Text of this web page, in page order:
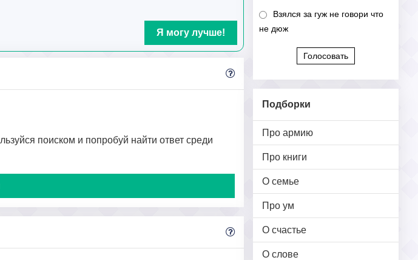
Взялся за гуж не говори что
не дюж
Голосовать
Подборки
Про армию
Про книги
О семье
Про ум
О счастье
О слове
Я могу лучше!
поиском и попробуй найти ответ среди